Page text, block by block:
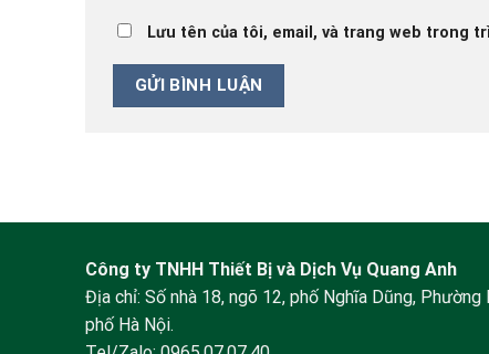
Lưu tên của tôi, email, và trang web trong
Công ty TNHH Thiết Bị và Dịch Vụ Quang Anh
Địa chỉ: Số nhà 18, ngõ 12, phố Nghĩa Dũng, Phường
phố Hà Nội.